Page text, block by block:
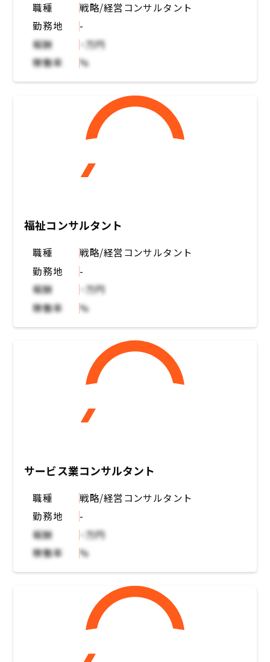
職種
戦略/経営コンサルタント
勤務地
-
報酬
~万円
稼働率
%
福祉コンサルタント
職種
戦略/経営コンサルタント
勤務地
-
報酬
~万円
稼働率
%
サービス業コンサルタント
職種
戦略/経営コンサルタント
勤務地
-
報酬
~万円
稼働率
%